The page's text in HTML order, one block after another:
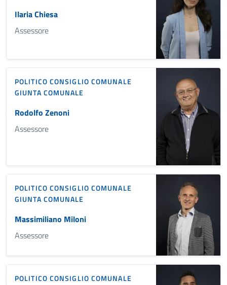
Ilaria Chiesa
Assessore
POLITICO CONSIGLIO COMUNALE
GIUNTA COMUNALE
Rodolfo Zenoni
Assessore
POLITICO CONSIGLIO COMUNALE
GIUNTA COMUNALE
Massimiliano Miloni
Assessore
POLITICO CONSIGLIO COMUNALE